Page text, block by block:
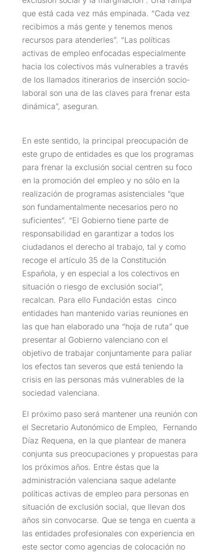
que está cada vez más empinada. “Cada vez
recibimos a más gente y tenemos menos
recursos para atenderles”. “Las políticas
activas de empleo enfocadas especialmente
hacia los colectivos más vulnerables a través
de los llamados itinerarios de inserción socio-
laboral son una de las claves para frenar esta
dinámica”, aseguran.
En este sentido, la principal preocupación de
este grupo de entidades es que los programas
para frenar la exclusión social centren su foco
en la promoción del empleo y no sólo en la
realización de programas asistenciales “que
son fundamentalmente necesarios pero no
suficientes”. “El Gobierno tiene parte de
responsabilidad en garantizar a todos los
ciudadanos el derecho al trabajo, tal y como
recoge el artículo 35 de la Constitución
Española, y en especial a los colectivos en
situación o riesgo de exclusión social”,
recalcan. Para ello Fundación estas cinco
entidades han mantenido varias reuniones en
las que han elaborado una “hoja de ruta” que
presentar al Gobierno valenciano con el
objetivo de trabajar conjuntamente para paliar
los efectos tan severos que está teniendo la
crisis en las personas más vulnerables de la
sociedad valenciana.
El próximo paso será mantener una reunión con
el Secretario Autonómico de Empleo, Fernando
Díaz Requena, en la que plantear de manera
conjunta sus preocupaciones y propuestas para
los próximos años. Entre éstas que la
administración valenciana saque adelante
políticas activas de empleo para personas en
situación de exclusión social, que llevan dos
años sin convocarse. Que se tenga en cuenta a
las entidades profesionales con experiencia en
este sector como agencias de colocación no